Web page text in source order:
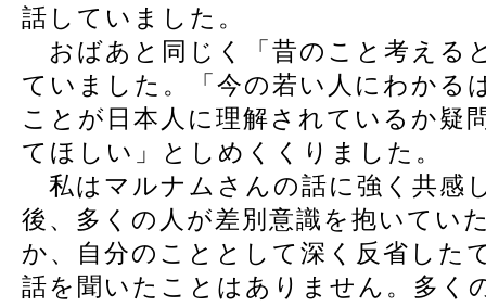
話していました。
おばあと同じく「昔のこと考える
ていました。「今の若い人にわかる
ことが日本人に理解されているか疑
てほしい」としめくくりました。
私はマルナムさんの話に強く共感
後、多くの人が差別意識を抱いてい
か、自分のこととして深く反省した
話を聞いたことはありません。多く